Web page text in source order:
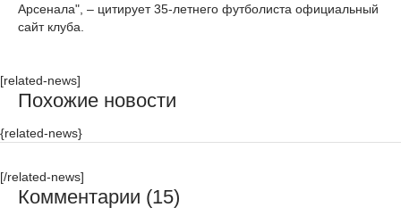
Арсенала", – цитирует 35-летнего футболиста официальный
сайт клуба.
[related-news]
Похожие новости
{related-news}
[/related-news]
Комментарии (15)